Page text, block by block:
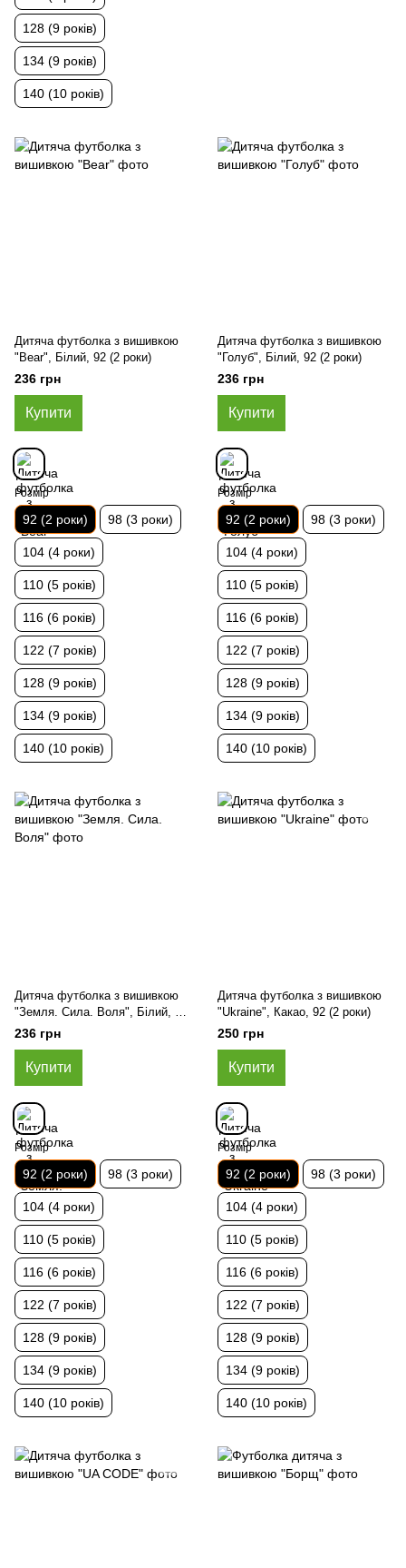
128 (9 років)
134 (9 років)
140 (10 років)
Дитяча футболка з вишивкою
"Bear", Білий, 92 (2 роки)
236 грн
Купити
Розмір
92 (2 роки) 98 (3 роки)
104 (4 роки)
110 (5 років)
116 (6 років)
122 (7 років)
128 (9 років)
134 (9 років)
140 (10 років)
Дитяча футболка з вишивкою
"Голуб", Білий, 92 (2 роки)
236 грн
Купити
Розмір
92 (2 роки) 98 (3 роки)
104 (4 роки)
110 (5 років)
116 (6 років)
122 (7 років)
128 (9 років)
134 (9 років)
140 (10 років)
Дитяча футболка з вишивкою
"Земля. Сила. Воля", Білий, 92
(2 роки)
236 грн
Купити
Розмір
92 (2 роки) 98 (3 роки)
104 (4 роки)
110 (5 років)
116 (6 років)
122 (7 років)
128 (9 років)
134 (9 років)
140 (10 років)
Дитяча футболка з вишивкою
"Ukraine", Какао, 92 (2 роки)
250 грн
Купити
Розмір
92 (2 роки) 98 (3 роки)
104 (4 роки)
110 (5 років)
116 (6 років)
122 (7 років)
128 (9 років)
134 (9 років)
140 (10 років)